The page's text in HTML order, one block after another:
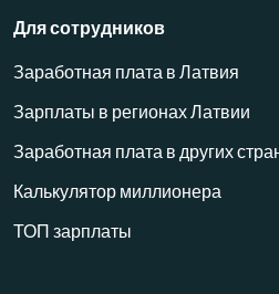
Для сотрудников
Заработная плата в Латвия
Зарплаты в регионах Латвии
Заработная плата в других
Калькулятор миллионера
ТОП зарплаты